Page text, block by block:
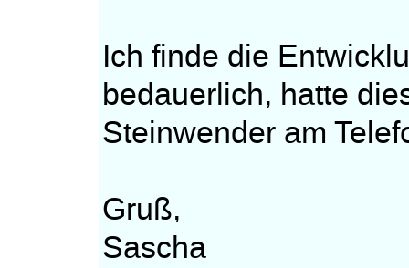
Ich finde die
bedauerlich, hatte
Steinwender am
Gruß,
Sascha